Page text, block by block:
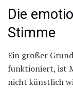
Die
Stimme
Ein großer
funktioniert, ist
nicht künstlich